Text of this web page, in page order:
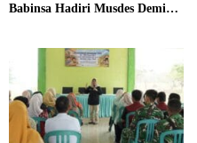
Babinsa Hadiri Musdes Demi